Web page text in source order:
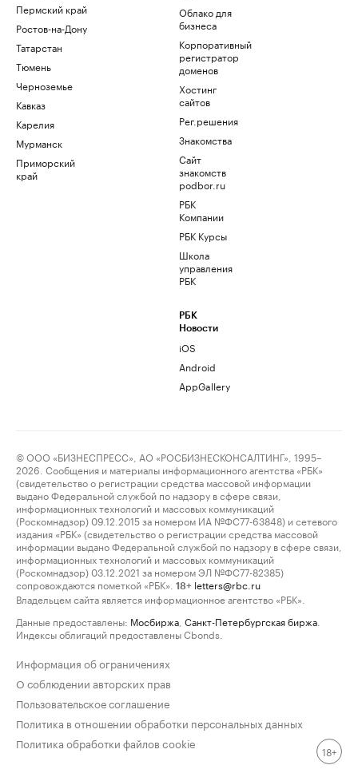
Пермский край
Ростов-на-Дону
Татарстан
Тюмень
Черноземье
Кавказ
Карелия
Мурманск
Приморский
край
Облако для
бизнеса
Корпоративный
регистратор
доменов
Хостинг
сайтов
Рег.решения
Знакомства
Сайт
знакомств
podbor.ru
РБК
Компании
РБК Курсы
Школа
управления
РБК
РБК
Новости
iOS
Android
AppGallery
© ООО «БИЗНЕСПРЕСС», АО «РОСБИЗНЕСКОНСАЛТИНГ», 1995–
2026. Сообщения и материалы информационного агентства «РБК»
(свидетельство о регистрации средства массовой информации
выдано Федеральной службой по надзору в сфере связи,
информационных технологий и массовых коммуникаций
(Роскомнадзор) 09.12.2015 за номером ИА №ФС77-63848) и сетевого
издания «РБК» (свидетельство о регистрации средства массовой
информации выдано Федеральной службой по надзору в сфере связи,
информационных технологий и массовых коммуникаций
(Роскомнадзор) 03.12.2021 за номером ЭЛ №ФС77-82385)
сопровождаются пометкой «РБК».
18+ letters@rbc.ru
Владельцем сайта является информационное агентство «РБК».
Данные предоставлены: Мосбиржа Санкт-Петербургская биржа
Индексы облигаций предоставлены Cbonds.
Информация об ограничениях
О соблюдении авторских прав
Пользовательское соглашение
Политика в отношении обработки персональных данных
Политика обработки файлов cookie
18+